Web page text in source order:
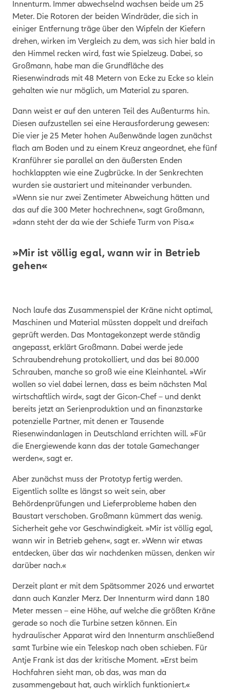
Innenturm. Immer abwechselnd wachsen beide um 25
Meter. Die Rotoren der beiden Windräder, die sich in
einiger Entfernung träge über den Wipfeln der Kiefern
drehen, wirken im Vergleich zu dem, was sich hier bald in
den Himmel recken wird, fast wie Spielzeug. Dabei, so
Großmann, habe man die Grundfläche des
Riesenwindrads mit 48 Metern von Ecke zu Ecke so klein
gehalten wie nur möglich, um Material zu sparen.
Dann weist er auf den unteren Teil des Außenturms hin.
Diesen aufzustellen sei eine Herausforderung gewesen:
Die vier je 25 Meter hohen Außenwände lagen zunächst
flach am Boden und zu einem Kreuz angeordnet, ehe fünf
Kranführer sie parallel an den äußersten Enden
hochklappten wie eine Zugbrücke. In der Senkrechten
wurden sie austariert und miteinander verbunden.
»Wenn sie nur zwei Zentimeter Abweichung hätten und
das auf die 300 Meter hochrechnen«, sagt Großmann,
»dann steht der da wie der Schiefe Turm von Pisa.«
»Mir ist völlig egal, wann wir in Betrieb
gehen«
Noch laufe das Zusammenspiel der Kräne nicht optimal,
Maschinen und Material müssten doppelt und dreifach
geprüft werden. Das Montagekonzept werde ständig
angepasst, erklärt Großmann. Dabei werde jede
Schraubendrehung protokolliert, und das bei 80.000
Schrauben, manche so groß wie eine Kleinhantel. »Wir
wollen so viel dabei lernen, dass es beim nächsten Mal
wirtschaftlich wird«, sagt der Gicon-Chef – und denkt
bereits jetzt an Serienproduktion und an finanzstarke
potenzielle Partner, mit denen er Tausende
Riesenwindanlagen in Deutschland errichten will. »Für
die Energiewende kann das der totale Gamechanger
werden«, sagt er.
Aber zunächst muss der Prototyp fertig werden.
Eigentlich sollte es längst so weit sein, aber
Behördenprüfungen und Lieferprobleme haben den
Baustart verschoben. Großmann kümmert das wenig.
Sicherheit gehe vor Geschwindigkeit. »Mir ist völlig egal,
wann wir in Betrieb gehen«, sagt er. »Wenn wir etwas
entdecken, über das wir nachdenken müssen, denken wir
darüber nach.«
Derzeit plant er mit dem Spätsommer 2026 und erwartet
dann auch Kanzler Merz. Der Innenturm wird dann 180
Meter messen – eine Höhe, auf welche die größten Kräne
gerade so noch die Turbine setzen können. Ein
hydraulischer Apparat wird den Innenturm anschließend
samt Turbine wie ein Teleskop nach oben schieben. Für
Antje Frank ist das der kritische Moment. »Erst beim
Hochfahren sieht man, ob das, was man da
zusammengebaut hat, auch wirklich funktioniert.«